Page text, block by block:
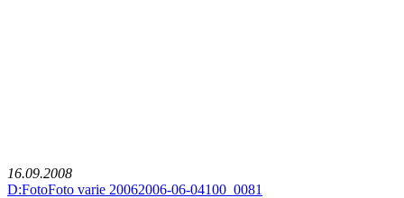
16.09.2008
D:FotoFoto varie 20062006-06-04100_0081